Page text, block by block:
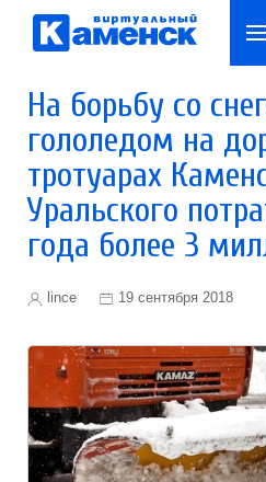
На борьбу со
гололедом на
тротуарах
Уральского
года более 3
lince 19 сентября 2018